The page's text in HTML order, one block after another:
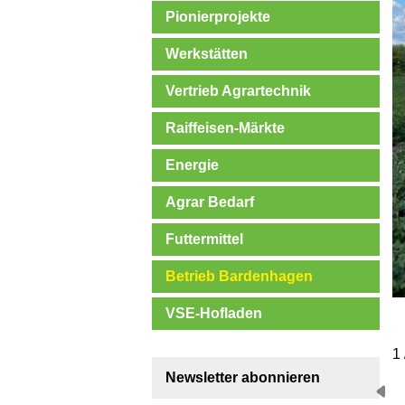
Pionierprojekte
Werkstätten
Vertrieb Agrartechnik
Raiffeisen-Märkte
Energie
Agrar Bedarf
Futtermittel
Betrieb Bardenhagen
VSE-Hofladen
Newsletter abonnieren
1